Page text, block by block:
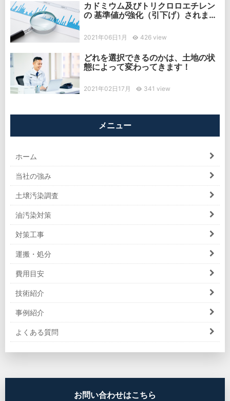
カドミウム及びトリクロロエチレン
の 基準値が強化（引下げ）されまし
2021年06日1月 426 view
どれを選択できるのかは、土地の状
態によって変わってきます！
2021年02日17月 341 view
メニュー
ホーム
当社の強み
土壌汚染調査
油汚染対策
対策工事
運搬・処分
費用目安
技術紹介
事例紹介
よくある質問
お問い合わせはこちら